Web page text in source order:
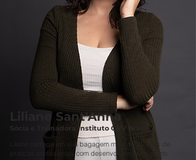
Liliane Sant'Anna
Sócia e Treinadora Instituto CNV Brasil
Liliane carrega em sua bagagem mais de 15 anos de
práticas proﬁssionais com desenvolvimento humano